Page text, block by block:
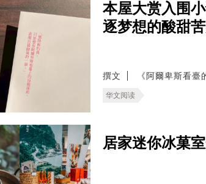
本屋大赏入围
逐梦想的酸甜
撰文 《阿爾卑斯看
华文阅读
居家迷你冰菓